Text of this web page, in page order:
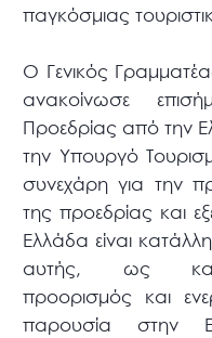
παγκόσμιας
Ο Γενικός
ανακοίνωσε
Προεδρίας από την
την Υπουργό
συνεχάρη για την
της προεδρίας και
Ελλάδα είναι
αυτής, ως
προορισμός και
παρουσία στην